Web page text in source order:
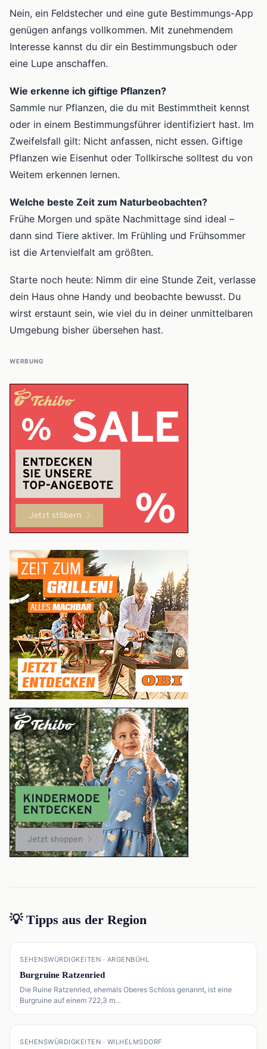
Nein, ein Feldstecher und eine gute Bestimmungs-App
genügen anfangs vollkommen. Mit zunehmendem
Interesse kannst du dir ein Bestimmungsbuch oder
eine Lupe anschaffen.
Wie erkenne ich giftige Pflanzen?
Sammle nur Pflanzen, die du mit Bestimmtheit kennst
oder in einem Bestimmungsführer identifiziert hast. Im
Zweifelsfall gilt: Nicht anfassen, nicht essen. Giftige
Pflanzen wie Eisenhut oder Tollkirsche solltest du von
Weitem erkennen lernen.
Welche beste Zeit zum Naturbeobachten?
Frühe Morgen und späte Nachmittage sind ideal –
dann sind Tiere aktiver. Im Frühling und Frühsommer
ist die Artenvielfalt am größten.
Starte noch heute: Nimm dir eine Stunde Zeit, verlasse
dein Haus ohne Handy und beobachte bewusst. Du
wirst erstaunt sein, wie viel du in deiner unmittelbaren
Umgebung bisher übersehen hast.
WERBUNG
💡 Tipps aus der Region
📍
SEHENSWÜRDIGKEITEN · ARGENBÜHL
Burgruine Ratzenried
Die Ruine Ratzenried, ehemals Oberes Schloss genannt, ist eine
Burgruine auf einem 722,3 m…
📍
SEHENSWÜRDIGKEITEN · WILHELMSDORF